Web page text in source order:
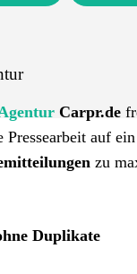
Carpr.de
Pressearbeit auf
zu
Duplikate